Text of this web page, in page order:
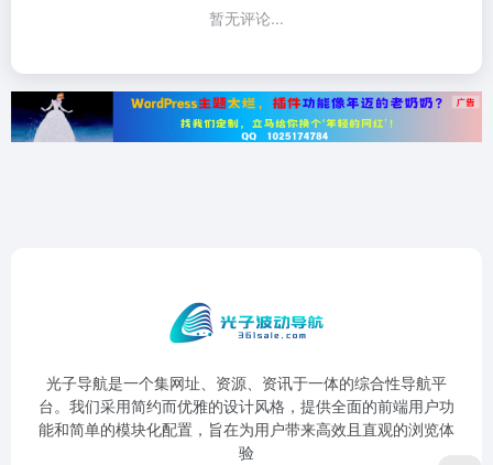
暂无评论...
光子导航是一个集网址、资源、资讯于一体的综合性导航平
台。我们采用简约而优雅的设计风格，提供全面的前端用户功
能和简单的模块化配置，旨在为用户带来高效且直观的浏览体
验